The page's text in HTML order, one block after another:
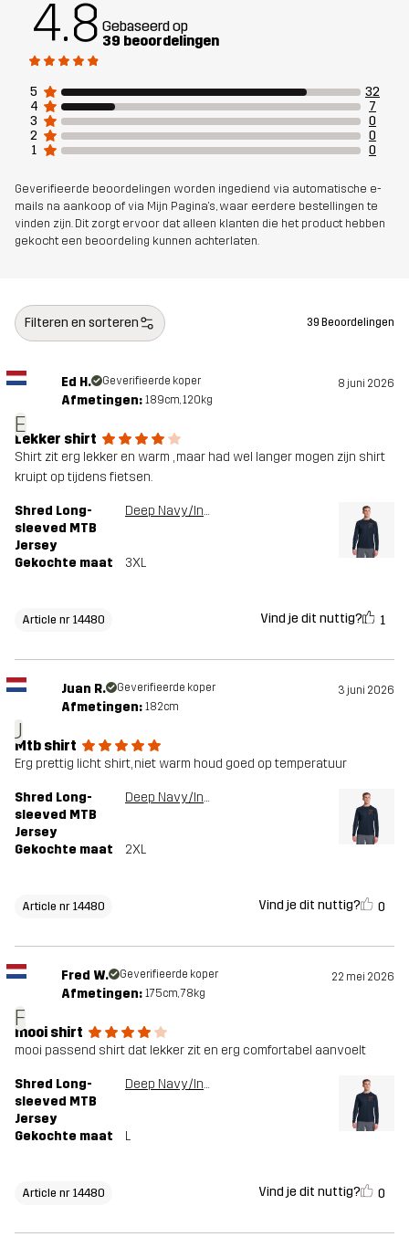
Gewicht 144g in maat Medium
voor
Artikelnummer 14480_4235
4.8 Gebaseerd op
39 beoordelingen
5
32
4
7
3
0
2
0
1
0
Geverifieerde beoordelingen worden ingediend via automatische e-
mails na aankoop of via Mijn Pagina's, waar eerdere bestellingen te
vinden zijn. Dit zorgt ervoor dat alleen klanten die het product hebben
gekocht een beoordeling kunnen achterlaten.
Filteren en sorteren 39 Beoordelingen
E
Ed H. Geverifieerde koper 8 juni 2026
Afmetingen: 189cm, 120kg
Lekker shirt
Shirt zit erg lekker en warm , maar had wel langer mogen zijn shirt
kruipt op tijdens fietsen.
Shred Long-
sleeved MTB
Jersey
Deep Navy/Insignia Blue
Gekochte maat 3XL
Article nr 14480 Vind je dit nuttig? 1
J
Juan R. Geverifieerde koper 3 juni 2026
Afmetingen: 182cm
Mtb shirt
Erg prettig licht shirt, niet warm houd goed op temperatuur
Shred Long-
sleeved MTB
Jersey
Deep Navy/Insignia Blue
Gekochte maat 2XL
Article nr 14480 Vind je dit nuttig? 0
F
Fred W. Geverifieerde koper 22 mei 2026
Afmetingen: 175cm, 78kg
mooi shirt
mooi passend shirt dat lekker zit en erg comfortabel aanvoelt
Shred Long-
sleeved MTB
Jersey
Deep Navy/Insignia Blue
Gekochte maat L
Article nr 14480 Vind je dit nuttig? 0